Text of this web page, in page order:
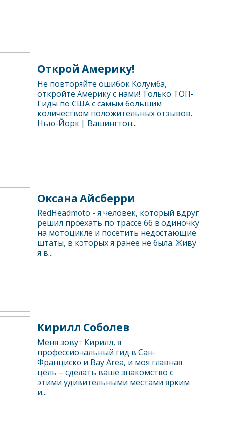
Открой Америку!
Не повторяйте ошибок Колумба,
откройте Америку с нами! Только ТОП-
Гиды по США с самым большим
количеством положительных отзывов.
Нью-Йорк | Вашингтон...
Оксана Айсберри
RedHeadmoto - я человек, который вдруг
решил проехать по трассе 66 в одиночку
на мотоцикле и посетить недостающие
штаты, в которых я ранее не была. Живу
я в...
Кирилл Соболев
Меня зовут Кирилл, я
профессиональный гид в Сан-
Франциско и Bay Area, и моя главная
цель – сделать ваше знакомство с
этими удивительными местами ярким
и...